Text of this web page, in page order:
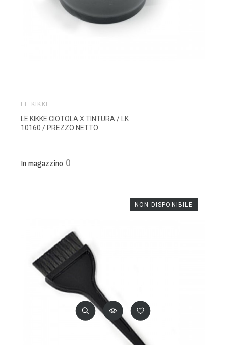
LE KIKKE
LE KIKKE CIOTOLA X TINTURA / LK
10160 / PREZZO NETTO
In magazzino 0
NON DISPONIBILE